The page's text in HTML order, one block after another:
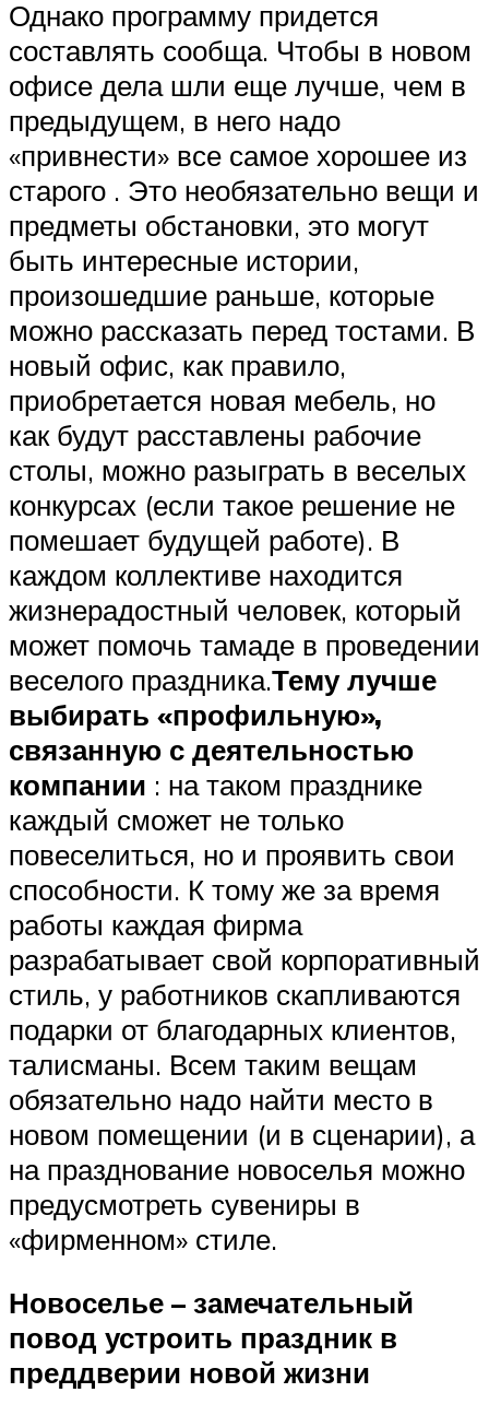
Однако программу придется
составлять сообща. Чтобы в новом
офисе дела шли еще лучше, чем в
предыдущем, в него надо
«привнести» все самое хорошее из
старого . Это необязательно вещи и
предметы обстановки, это могут
быть интересные истории,
произошедшие раньше, которые
можно рассказать перед тостами. В
новый офис, как правило,
приобретается новая мебель, но
как будут расставлены рабочие
столы, можно разыграть в веселых
конкурсах (если такое решение не
помешает будущей работе). В
каждом коллективе находится
жизнерадостный человек, который
может помочь тамаде в проведении
веселого праздника.Тему лучше
выбирать «профильную»,
связанную с деятельностью
компании : на таком празднике
каждый сможет не только
повеселиться, но и проявить свои
способности. К тому же за время
работы каждая фирма
разрабатывает свой корпоративный
стиль, у работников скапливаются
подарки от благодарных клиентов,
талисманы. Всем таким вещам
обязательно надо найти место в
новом помещении (и в сценарии), а
на празднование новоселья можно
предусмотреть сувениры в
«фирменном» стиле.
Новоселье – замечательный
повод устроить праздник в
преддверии новой жизни